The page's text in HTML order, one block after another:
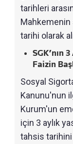
tarihleri
tarihi olarak
SGK’nın
Faizin
Sosyal
Kanunu'nun
Kurum'un
için 3 aylık
tahsis